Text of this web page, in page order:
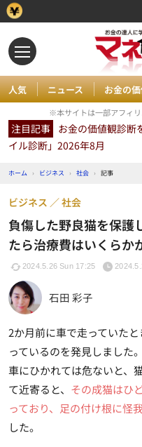
人気 ニュース お金の
※本サイトは一部アフィ
注目記事 お金の価値観診断
イル診断」2026年8月
ホーム › ビジネス › 社会 › 記事
負傷した野良猫を保護
たら治療費はいくらか
ビジネス 社会
2024.5.26 Sun 17:25
石田 彩子
2か月前に車で走っていた
っているのを発見しました。
車にひかれては危ないと、
て近寄ると、 その成猫はひ
っており、足の付け根に怪
した。